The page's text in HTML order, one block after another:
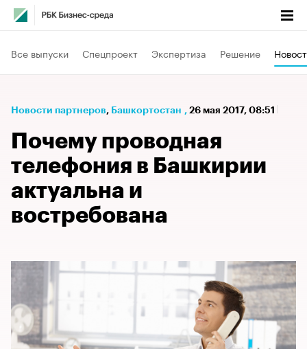
Все выпуски Спецпроект Экспертиза Решение
Новости партнеров⁠, Башкортостан , 26 мая 2017, 08:51
Почему проводная
телефония в Башкирии
актуальна и
востребована